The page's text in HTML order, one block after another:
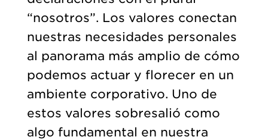
“nosotros”. Los valores conectan
nuestras necesidades personales
al panorama más amplio de cómo
podemos actuar y florecer en un
ambiente corporativo. Uno de
estos valores sobresalió como
algo fundamental en nuestra